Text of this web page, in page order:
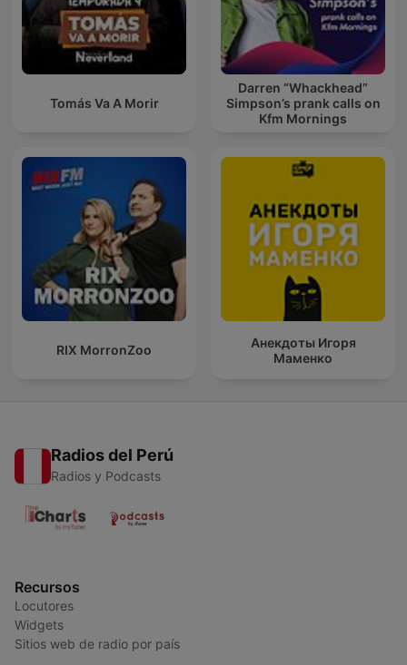
Tomás Va A Morir
Darren “Whackhead”
Simpson’s prank calls on
Kfm Mornings
RIX MorronZoo
Анекдоты Игоря
Маменко
Radios del Perú
Radios y Podcasts
Recursos
Locutores
Widgets
Sitios web de radio por país